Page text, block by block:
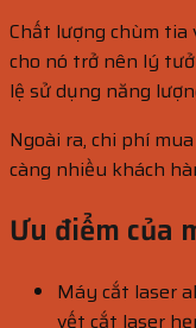
Chất lượng chùm tia
cho nó trở nên lý
lệ sử dụng năng
Ngoài ra, chi phí
càng nhiều khách
Ưu điểm của
Máy cắt laser
vết cắt laser